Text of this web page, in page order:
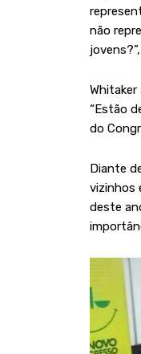
não
“Estão
do
Diante
vizinhos
deste